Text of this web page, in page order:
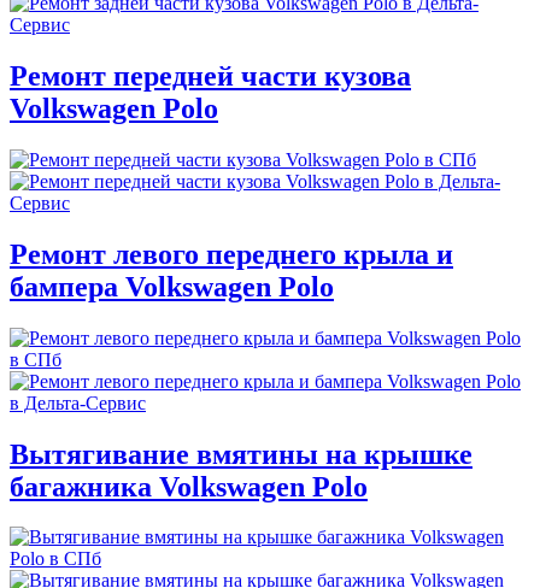
Ремонт передней части кузова
Volkswagen Polo
Ремонт левого переднего крыла и
бампера Volkswagen Polo
Вытягивание вмятины на крышке
багажника Volkswagen Polo